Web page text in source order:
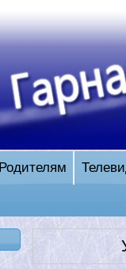
Родителям